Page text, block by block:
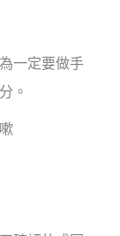
一定要做手
。